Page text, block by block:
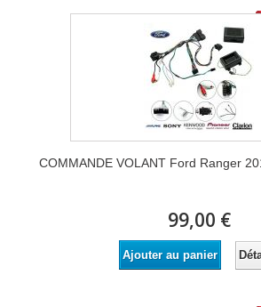
COMMANDE VOLANT Ford Ranger
99,00 €
Ajouter au panier